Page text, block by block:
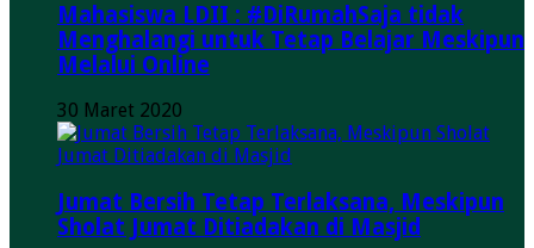
Mahasiswa LDII : #DiRumahSaja tidak
Menghalangi untuk Tetap Belajar Meskipun
Melalui Online
30 Maret 2020
Jumat Bersih Tetap Terlaksana, Meskipun
Sholat Jumat Ditiadakan di Masjid